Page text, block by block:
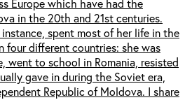
Europe which have had the
in the 20th and 21st centuries.
spent most of her life in the
four different countries: she was
went to school in Romania, resisted
gave in during the Soviet era,
Republic of Moldova. I share